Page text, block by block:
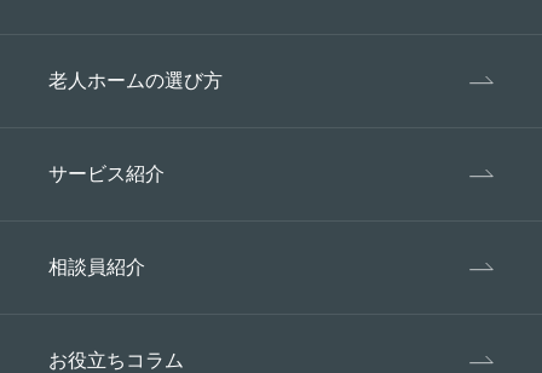
老人ホームの選び方
サービス紹介
相談員紹介
お役立ちコラム